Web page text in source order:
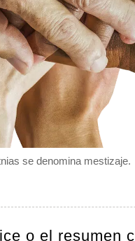
se denomina mestizaje.
o el resumen